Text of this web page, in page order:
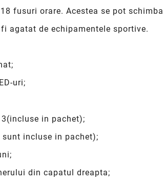
fusuri orare. Acestea se pot
agatat de echipamentele sportive.
uri;
in pachet);
incluse in pachet);
din capatul dreapta;